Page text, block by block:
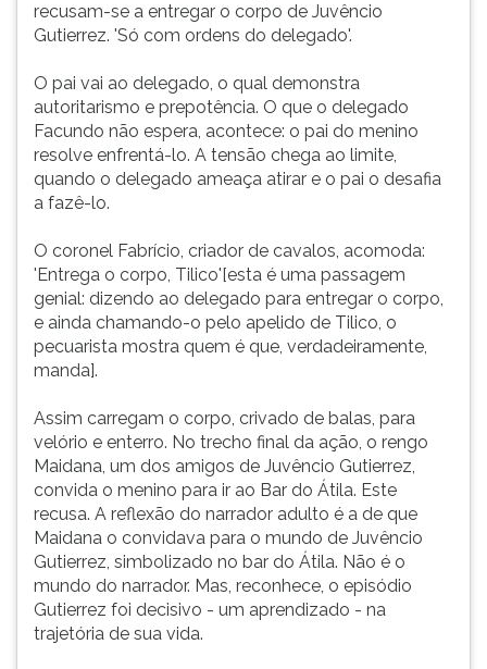
recusam-se a entregar o corpo de Juvêncio
Gutierrez. 'Só com ordens do delegado'.
O pai vai ao delegado, o qual demonstra
autoritarismo e prepotência. O que o delegado
Facundo não espera, acontece: o pai do menino
resolve enfrentá-lo. A tensão chega ao limite,
quando o delegado ameaça atirar e o pai o desafia
a fazê-lo.
O coronel Fabrício, criador de cavalos, acomoda:
'Entrega o corpo, Tilico'[esta é uma passagem
genial: dizendo ao delegado para entregar o corpo,
e ainda chamando-o pelo apelido de Tilico, o
pecuarista mostra quem é que, verdadeiramente,
manda].
Assim carregam o corpo, crivado de balas, para
velório e enterro. No trecho final da ação, o rengo
Maidana, um dos amigos de Juvêncio Gutierrez,
convida o menino para ir ao Bar do Átila. Este
recusa. A reflexão do narrador adulto é a de que
Maidana o convidava para o mundo de Juvêncio
Gutierrez, simbolizado no bar do Átila. Não é o
mundo do narrador. Mas, reconhece, o episódio
Gutierrez foi decisivo - um aprendizado - na
trajetória de sua vida.